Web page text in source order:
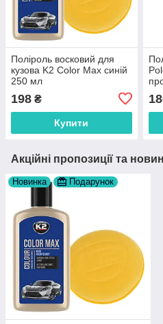
Поліроль восковий для
кузова K2 Color Max синій
250 мл
198 ₴
Купити
Акційні пропозиції та
Новинка Подарунок